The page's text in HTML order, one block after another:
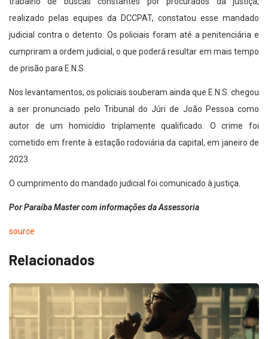
realizado pelas equipes da DCCPAT, constatou esse mandado
judicial contra o detento. Os policiais foram até a penitenciária e
cumpriram a ordem judicial, o que poderá resultar em mais tempo
de prisão para E.N.S.
Nos levantamentos, os policiais souberam ainda que E.N.S. chegou
a ser pronunciado pelo Tribunal do Júri de João Pessoa como
autor de um homicídio triplamente qualificado. O crime foi
cometido em frente à estação rodoviária da capital, em janeiro de
2023.
O cumprimento do mandado judicial foi comunicado à justiça.
Por Paraíba Master com informações da Assessoria
source
Relacionados